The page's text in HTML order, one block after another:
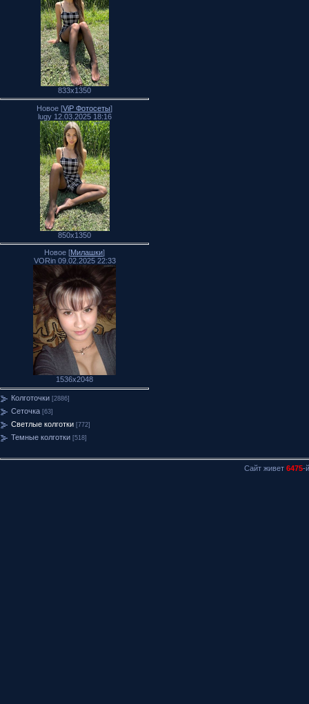
833x1350
Новое [ViP Фотосеты]
lugy 12.03.2025 18:16
850x1350
Новое [Милашки]
VORin 09.02.2025 22:33
1536x2048
Колготочки [2886]
Сеточка [63]
Светлые колготки [772]
Темные колготки [518]
Сайт живет 6475-